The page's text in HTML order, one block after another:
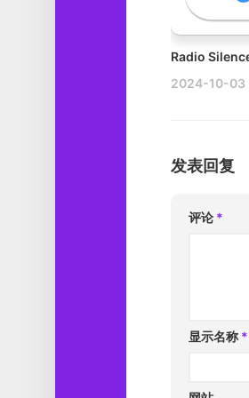
2024-10-03
发表回复
评论 *
显示名称 *